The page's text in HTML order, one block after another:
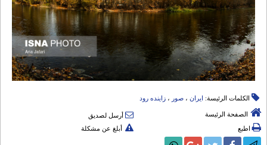
الكلمات الرئيسة: ایران ، صور ، زاینده رود
الصفحة الرئيسة
أرسل لصديق
اطبع
أبلغ عن مشكلة